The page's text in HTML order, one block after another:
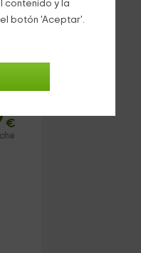
contenido y la
botón 'Aceptar'.
€